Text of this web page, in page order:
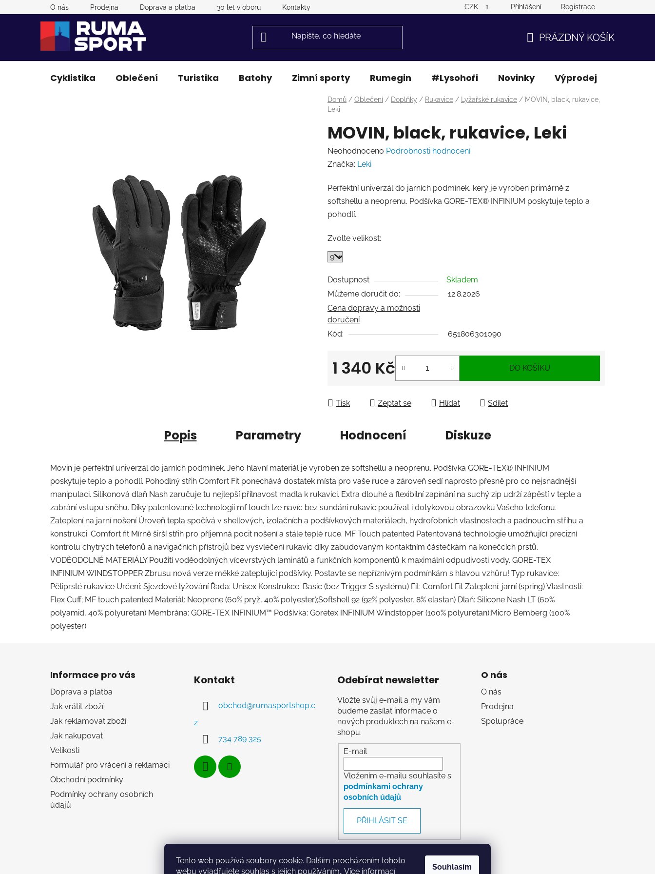
Tento web používá soubory cookie. Dalším procházením tohoto
webu vyjadřujete souhlas s jejich používáním.. Více informací
Souhlasím
na
O nás Prodejna Doprava a platba 30 let v oboru Kontakty CZK Přihlášení Registrace
KOŠÍK
PRÁZDNÝ KOŠÍK
Cyklistika Oblečení Turistika Batohy Zimní sporty Rumegin #Lysohoři Novinky Výprodej
Domů / Oblečení / Doplňky / Rukavice / Lyžařské rukavice / MOVIN, black, rukavice,
Leki
MOVIN, black, rukavice, Leki
Průměrné
hodnocení
je
0,0
z
hvězdiček.
Neohodnoceno Podrobnosti hodnocení
Značka: Leki
Perfektní univerzál do jarních podmínek, kerý je vyroben primárně z
softshellu a neoprenu. Podšívka GORE-TEX® INFINIUM poskytuje teplo a
pohodlí.
Zvolte velikost:
Dostupnost
Skladem
Můžeme doručit do:
12.8.2026
Cena dopravy a možnosti
doručení
Kód:
651806301090
1 340 Kč DO KOŠÍKU
Tisk Zeptat se Hlídat Sdílet
Popis Parametry Hodnocení Diskuze
Movin je perfektní univerzál do jarních podmínek. Jeho hlavní materiál je vyroben ze softshellu a neoprenu. Podšívka GORE-TEX® INFINIUM
poskytuje teplo a pohodlí. Pohodlný střih Comfort Fit ponechává dostatek místa pro vaše ruce a zároveň sedí naprosto přesně pro co nejsnadnější
manipulaci. Silikonová dlaň Nash zaručuje tu nejlepší přilnavost madla k rukavici. Extra dlouhé a flexibilní zapínání na suchý zip udrží zápěstí v teple a
zabrání vstupu sněhu. Díky patentované technologii mf touch lze navíc bez sundání rukavic používat i dotykovou obrazovku Vašeho telefonu.
Zateplení na jarní nošení Úroveň tepla spočívá v shellových, izolačních a podšívkových materiálech, hydrofobních vlastnostech a padnoucím střihu a
konstrukci. Comfort fit Mírně širší střih pro příjemná pocit nošení a stále teplé ruce. MF Touch patented Patentovaná technologie umožňující precizní
kontrolu chytrých telefonů a navigačních přístrojů bez vysvlečení rukavic díky zabudovaným kontaktním částečkám na konečcích prstů.
VODĚODOLNÉ MATERIÁLY Použití voděodolných vícevrstvých laminátů a funkčních komponentů k maximální odpudivosti vody. GORE-TEX
INFINIUM WINDSTOPPER Zbrusu nová verze měkké zateplující podšívky. Postavte se nepříznivým podmínkám s hlavou vzhůru! Typ rukavice:
Pětiprsté rukavice Určení: Sjezdové lyžování Řada: Unisex Konstrukce: Basic (bez Trigger S systému) Fit: Comfort Fit Zateplení: jarní (spring) Vlastnosti:
Flex Cuff; MF touch patented Materiál: Neoprene (60% pryž, 40% polyester);Softshell 92 (92% polyester, 8% elastan) Dlaň: Silicone Nash LT (60%
polyamid, 40% polyuretan) Membrána: GORE-TEX INFINIUM™ Podšívka: Goretex INFINIUM Windstopper (100% polyuretan);Micro Bemberg (100%
polyester)
Informace pro vás
Doprava a platba
Jak vrátit zboží
Jak reklamovat zboží
Jak nakupovat
Velikosti
Formulář pro vrácení a reklamaci
Obchodní podmínky
Podmínky ochrany osobních
údajů
Kontakt
obchod@rumasportshop.c
z
734 789 325
Odebírat newsletter
Vložte svůj e-mail a my vám
budeme zasílat informace o
nových produktech na našem e-
shopu.
E-mail
Vložením e-mailu souhlasíte s
podmínkami ochrany
osobních údajů
PŘIHLÁSIT SE
O nás
O nás
Prodejna
Spolupráce